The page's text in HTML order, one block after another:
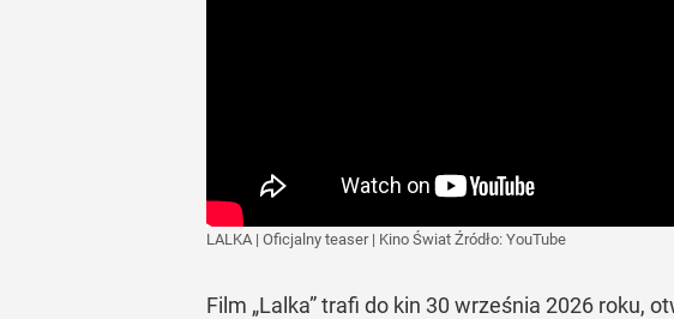
LALKA | Oficjalny teaser | Kino Świat Źródło: YouTube
Film „Lalka” trafi do kin 30 września 2026 roku,